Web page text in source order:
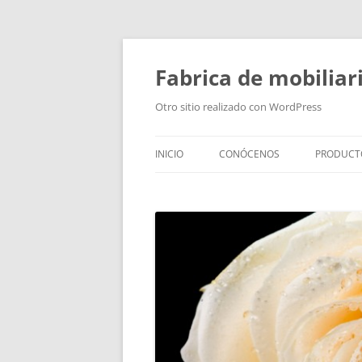
Fabrica de
Otro sitio realizado con WordPress
INICIO CONÓCENOS
BAÑOS